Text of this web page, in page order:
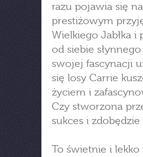
razu pojawia się
prestiżowym
Wielkiego Jabłka
od siebie
swojej fascynacji
się losy Carrie
życiem i
Czy stworzona
sukces i
To świetnie i